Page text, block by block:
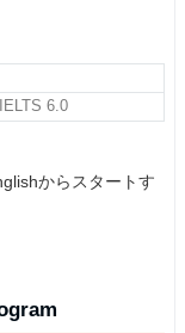
6.0
からスタートす